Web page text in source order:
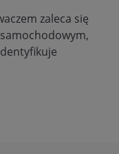
zaleca się